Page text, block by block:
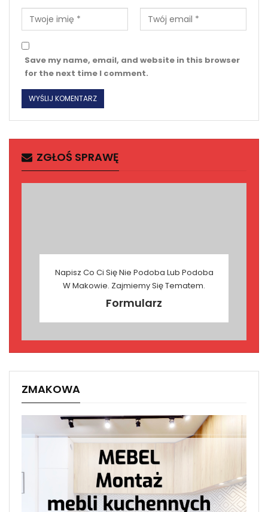
Save my name, email, and website in this browser
for the next time I comment.
ZGŁOŚ SPRAWĘ
Napisz Co Ci Się Nie Podoba Lub Podoba
W Makowie. Zajmiemy Się Tematem.
Formularz
ZMAKOWA